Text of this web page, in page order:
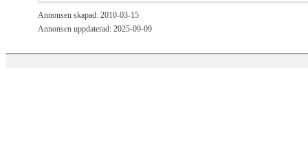
Annonsen skapad: 2010-03-15
Annonsen uppdaterad: 2025-09-09